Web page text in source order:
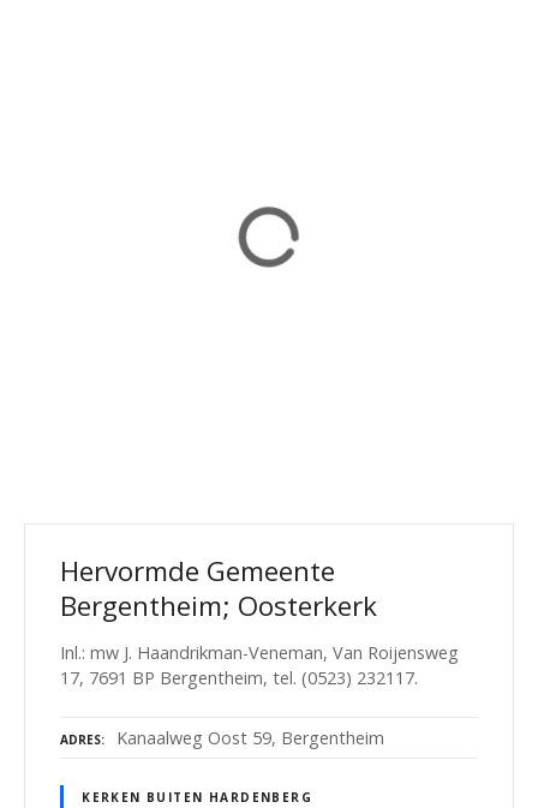
Hervormde Gemeente
Bergentheim; Oosterkerk
Inl.: mw J. Haandrikman-Veneman, Van Roijensweg
17, 7691 BP Bergentheim, tel. (0523) 232117.
ADRES Kanaalweg Oost 59, Bergentheim
KERKEN BUITEN HARDENBERG